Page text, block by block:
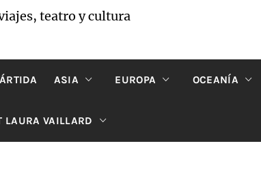
teatro y cultura
ASIA EUROPA OCEANÍA
LAURA VAILLARD